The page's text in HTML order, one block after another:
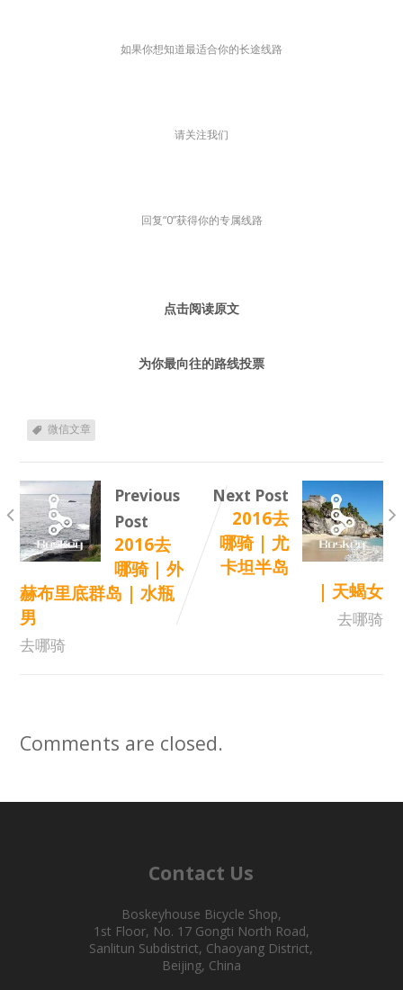
如果你想知道最适合你的长途线路
请关注我们
回复“0”获得你的专属线路
点击阅读原文
为你最向往的路线投票
微信文章
Previous
Post
2016去
哪骑 | 外
赫布里底群岛 | 水瓶
男
去哪骑
Next Post
2016去
哪骑 | 尤
卡坦半岛
| 天蝎女
去哪骑
Comments are closed.
Contact Us
Boskeyhouse Bicycle Shop,
1st Floor, No. 17 Gongti North Road,
Sanlitun Subdistrict, Chaoyang District,
Beijing, China